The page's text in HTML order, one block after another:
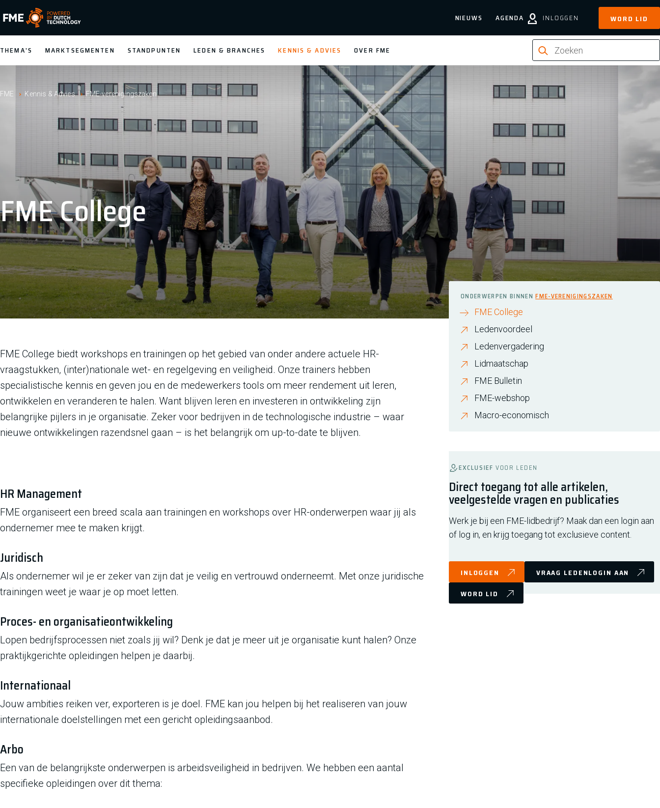
FME Logo, to the homepage
NIEUWS AGENDA INLOGGEN WORD LID
THEMA'S MARKTSEGMENTEN STANDPUNTEN LEDEN & BRANCHES KENNIS & ADVIES OVER FME
FME Kennis & Advies FME-verenigingszaken
FME College
FME College biedt workshops en trainingen op het gebied van onder andere actuele HR-
vraagstukken, (inter)nationale wet- en regelgeving en veiligheid. Onze trainers hebben
specialistische kennis en geven jou en de medewerkers tools om meer rendement uit leren,
ontwikkelen en veranderen te halen. Want blijven leren en investeren in ontwikkeling zijn
belangrijke pijlers in je organisatie. Zeker voor bedrijven in de technologische industrie – waar
nieuwe ontwikkelingen razendsnel gaan – is het belangrijk om up-to-date te blijven.
HR Management
FME organiseert een breed scala aan trainingen en workshops over HR-onderwerpen waar jij als
ondernemer mee te maken krijgt.
Juridisch
Als ondernemer wil je er zeker van zijn dat je veilig en vertrouwd onderneemt. Met onze juridische
trainingen weet je waar je op moet letten.
Proces- en organisatieontwikkeling
Lopen bedrijfsprocessen niet zoals jij wil? Denk je dat je meer uit je organisatie kunt halen? Onze
praktijkgerichte opleidingen helpen je daarbij.
Internationaal
Jouw ambities reiken ver, exporteren is je doel. FME kan jou helpen bij het realiseren van jouw
internationale doelstellingen met een gericht opleidingsaanbod.
Arbo
Een van de belangrijkste onderwerpen is arbeidsveiligheid in bedrijven. We hebben een aantal
specifieke opleidingen over dit thema:
EXCLUSIEF VOOR LEDEN
Direct toegang tot alle artikelen,
veelgestelde vragen en publicaties
Werk je bij een FME-lidbedrijf? Maak dan een login aan
of log in, en krijg toegang tot exclusieve content.
INLOGGEN
VRAAG LEDENLOGIN AAN
WORD LID
ONDERWERPEN BINNENFME-VERENIGINGSZAKEN
FME College
Ledenvoordeel
Ledenvergadering
Lidmaatschap
FME Bulletin
FME-webshop
Macro-economisch